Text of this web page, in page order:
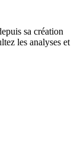
sa création
les analyses et